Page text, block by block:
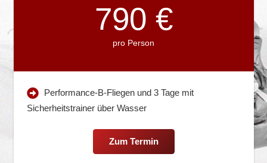
790 €
pro Person
Performance-B-Fliegen und 3 Tage mit
Sicherheitstrainer über Wasser
Zum Termin